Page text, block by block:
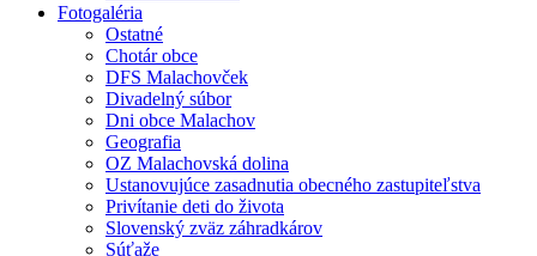
Fotogaléria
Ostatné
Chotár obce
DFS Malachovček
Divadelný súbor
Dni obce Malachov
Geografia
OZ Malachovská dolina
Ustanovujúce zasadnutia obecného zastupiteľstva
Privítanie deti do života
Slovenský zväz záhradkárov
Súťaže